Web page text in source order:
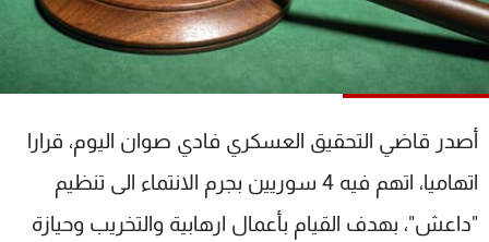
أصدر قاضي التحقيق العسكري فادي صوان اليوم، قرارا
اتهاميا، اتهم فيه 4 سوريين بجرم الانتماء الى تنظيم
"داعش"، بهدف القيام بأعمال ارهابية والتخريب وحيازة
جدول البرامج
شاهد البرامج
عن MTV
لاعلاناتكم
وظائف
شروط الإسـتخدام